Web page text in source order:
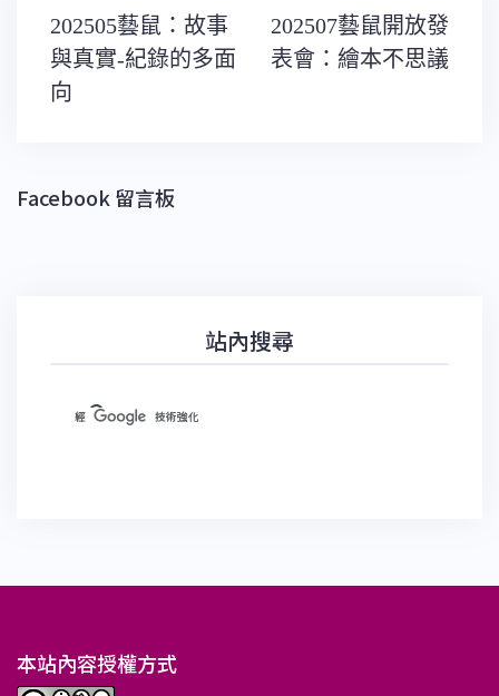
文
章
導
覽
202505藝鼠：故事
與真實-紀錄的多面
向
202507藝鼠開放發
表會：繪本不思議
Facebook 留言板
站內搜尋
本站內容授權方式